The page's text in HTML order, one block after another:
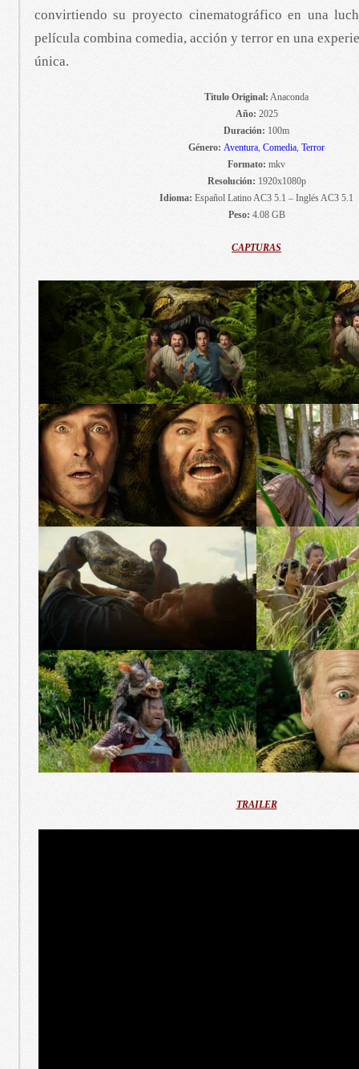
convirtiendo su proyecto cinematográfico en una
película combina comedia, acción y terror en una
única.
Titulo Original: Anaconda
Año: 2025
Duración: 100m
Género: Aventura, Comedia, Terror
Formato: mkv
Resolución: 1920x1080p
Idioma: Español Latino AC3 5.1 – Inglés AC3 5.1
Peso: 4.08 GB
CAPTURAS
TRAILER